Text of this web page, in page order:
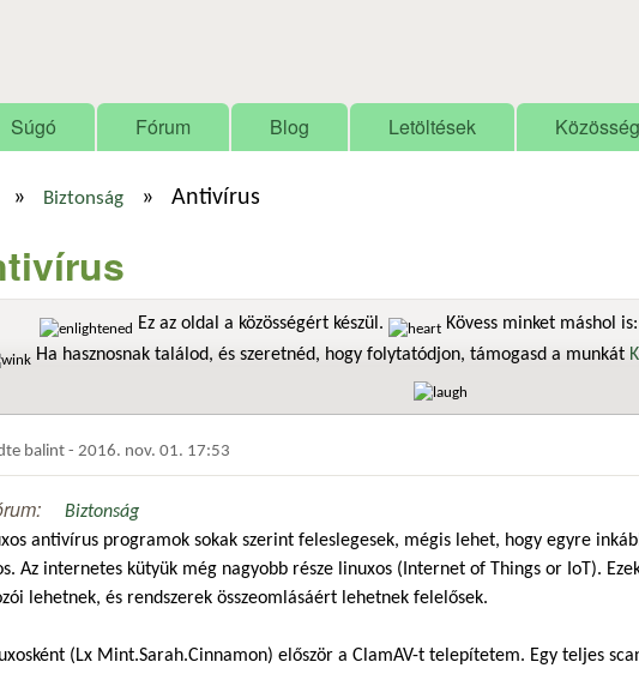
Súgó Fórum Blog Letöltések Közösség
» Biztonság » Antivírus
Ez az oldal a közösségért készül.
Kövess minket máshol is:
Ha hasznosnak találod, és szeretnéd, hogy folytatódjon, támogasd a munkát
balint - 2016. nov. 01. 17:53
Biztonság
antivírus programok sokak szerint feleslegesek, mégis lehet, hogy egyre
Az internetes kütyük még nagyobb része linuxos (Internet of Things or IoT).
lehetnek, és rendszerek összeomlásáért lehetnek felelősek.
(Lx Mint.Sarah.Cinnamon) először a ClamAV-t telepítetem. Egy teljes